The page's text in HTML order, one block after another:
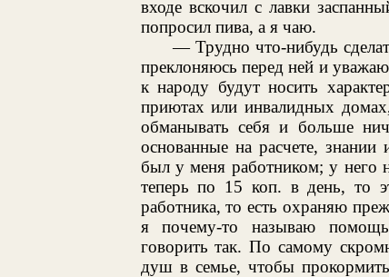
входе вскочил с лавки
попросил пива, а я чаю.
— Трудно что-нибудь
преклоняюсь перед ней и
к народу будут носить
приютах или инвалидных
обманывать себя и больше
основанные на расчете,
был у меня работником; у него
теперь по 15 коп. в день, то
работника, то есть охраняю
я почему-то называю
говорить так. По самому
душ в семье, чтобы